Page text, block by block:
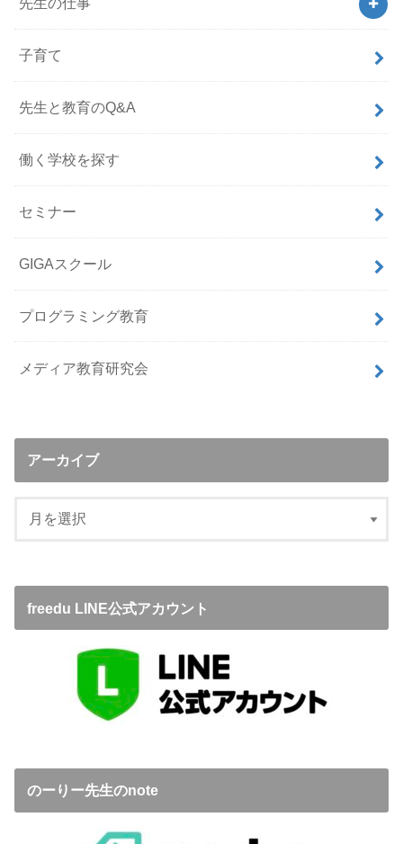
子育て
先生と教育のQ&A
働く学校を探す
セミナー
GIGAスクール
プログラミング教育
メディア教育研究会
アーカイブ
freedu LINE公式アカウント
のーりー先生のnote